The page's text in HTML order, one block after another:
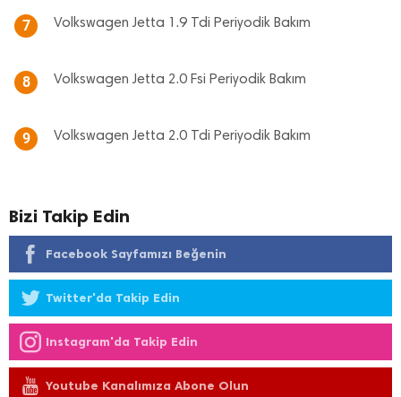
7 Volkswagen Jetta 1.9 Tdi Periyodik Bakım
8 Volkswagen Jetta 2.0 Fsi Periyodik Bakım
9 Volkswagen Jetta 2.0 Tdi Periyodik Bakım
Bizi Takip Edin
Facebook Sayfamızı Beğenin
Twitter'da Takip Edin
Instagram'da Takip Edin
Youtube Kanalımıza Abone Olun